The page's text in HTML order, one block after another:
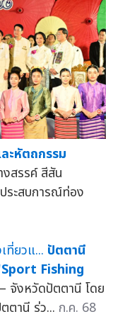
ะหัตถกรรม
สรรค์ สีสัน
ระสบการณ์ท่อง
ปัตตานี
Fishing
จังหวัดปัตตานี โดย
ตานี ร่ว... ก.ค. 68